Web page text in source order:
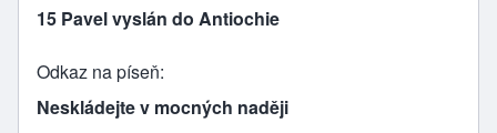
15 Pavel vyslán do Antiochie
Odkaz na píseň
Neskládejte v mocných naději